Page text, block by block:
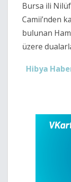
Bursa ili
Camii’nden
bulunan
üzere
Hibya